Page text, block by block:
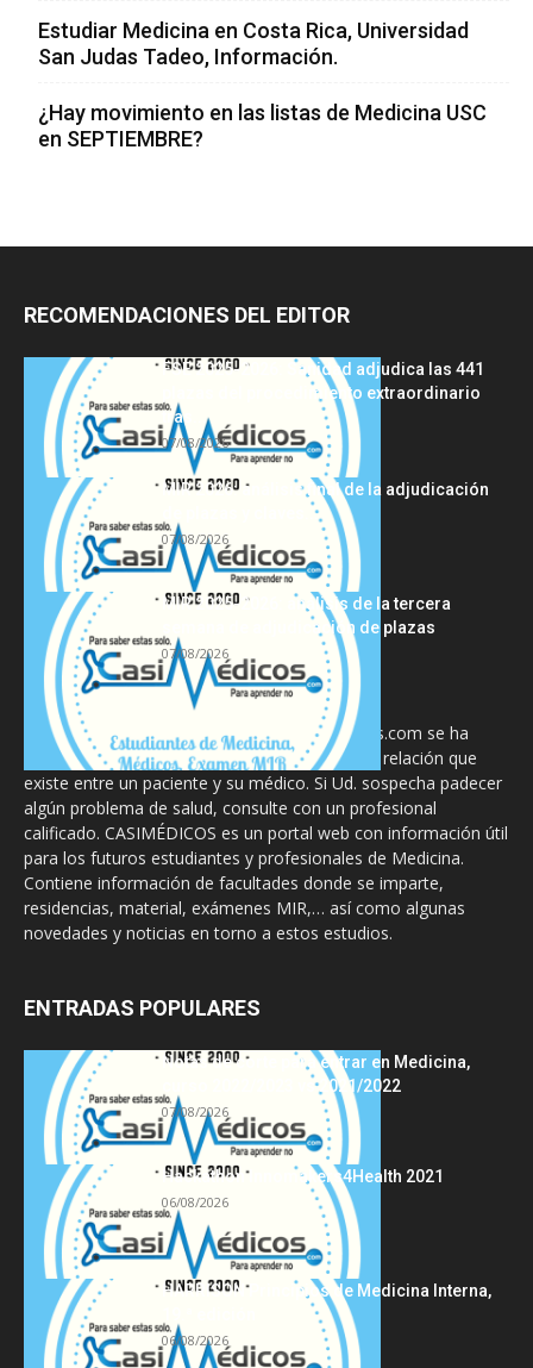
Estudiar Medicina en Costa Rica, Universidad
San Judas Tadeo, Información.
¿Hay movimiento en las listas de Medicina USC
en SEPTIEMBRE?
RECOMENDACIONES DEL EDITOR
FSE 2025-2026: Sanidad adjudica las 441
plazas del procedimiento extraordinario
tras...
07/08/2026
MIR 2026: análisis final de la adjudicación
de plazas y claves...
07/08/2026
MIR 2025-2026: análisis de la tercera
semana de adjudicación de plazas
07/08/2026
La información proporcionada en CasiMedicos.com se ha
diseñado para complementar, no substituir, la relación que
existe entre un paciente y su médico. Si Ud. sospecha padecer
algún problema de salud, consulte con un profesional
calificado. CASIMÉDICOS es un portal web con información útil
para los futuros estudiantes y profesionales de Medicina.
Contiene información de facultades donde se imparte,
residencias, material, exámenes MIR,… así como algunas
novedades y noticias en torno a estos estudios.
ENTRADAS POPULARES
Notas de corte para entrar en Medicina,
curso 2022/2023 vs 2021/2022
07/08/2026
Hackathon Innomakers4Health 2021
06/08/2026
HARRISON Principios de Medicina Interna,
06/08/2026